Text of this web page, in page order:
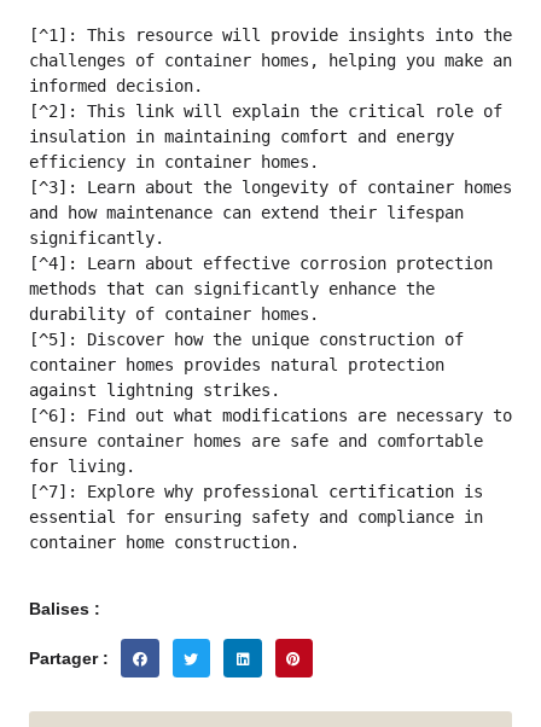
[^1]: This resource will provide insights into the
challenges of container homes, helping you make an
informed decision.
[^2]: This link will explain the critical role of
insulation in maintaining comfort and energy
efficiency in container homes.
[^3]: Learn about the longevity of container homes
and how maintenance can extend their lifespan
significantly.
[^4]: Learn about effective corrosion protection
methods that can significantly enhance the
durability of container homes.
[^5]: Discover how the unique construction of
container homes provides natural protection
against lightning strikes.
[^6]: Find out what modifications are necessary to
ensure container homes are safe and comfortable
for living.
[^7]: Explore why professional certification is
essential for ensuring safety and compliance in
container home construction.
Balises :
Partager :